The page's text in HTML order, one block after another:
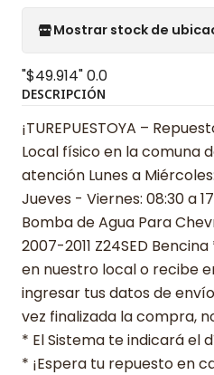
Mostrar stock de
"$49.914"0.0
DESCRIPCIÓN
¡TUREPUESTOYA –
Local físico en la comuna
atención Lunes a
Jueves - Viernes: 08:30 a
Bomba de Agua Para
2007-2011 Z24SED
en nuestro local o recibe
ingresar tus datos de
vez finalizada la compra,
* El Sistema te indicará el
* ¡Espera tu repuesto en